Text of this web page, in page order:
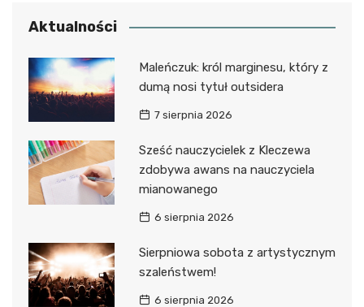
Aktualności
Maleńczuk: król marginesu, który z
dumą nosi tytuł outsidera
7 sierpnia 2026
Sześć nauczycielek z Kleczewa
zdobywa awans na nauczyciela
mianowanego
6 sierpnia 2026
Sierpniowa sobota z artystycznym
szaleństwem!
6 sierpnia 2026